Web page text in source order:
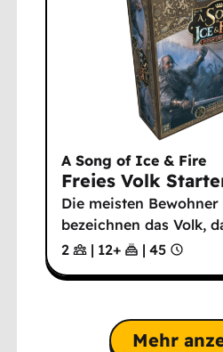
A Song of Ice & Fire
Freies Volk
Die meisten
bezeichnen das Volk,
2
| 12+ | 45
Mehr